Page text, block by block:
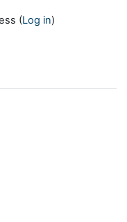
(Log in)